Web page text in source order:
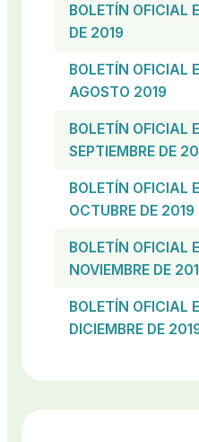
BOLETÍN OFICIAL
DE 2019
BOLETÍN OFICIAL
AGOSTO 2019
BOLETÍN OFICIAL
SEPTIEMBRE DE
BOLETÍN OFICIAL
OCTUBRE DE 2019
BOLETÍN OFICIAL
NOVIEMBRE DE
BOLETÍN OFICIAL
DICIEMBRE DE